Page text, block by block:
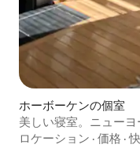
ホーボーケンの個室
美しい寝室。ニュー
ロケーション · 価格 ·